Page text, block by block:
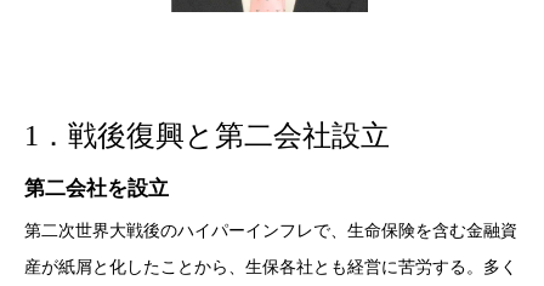
1．戦後復興と第二会社設立
第二会社を設立
第二次世界大戦後のハイパーインフレで、生命保険を含む金融資
産が紙屑と化したことから、生保各社とも経営に苦労する。多く